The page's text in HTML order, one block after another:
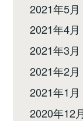
2021年5月
2021年4月
2021年3月
2021年2月
2021年1月
2020年12月